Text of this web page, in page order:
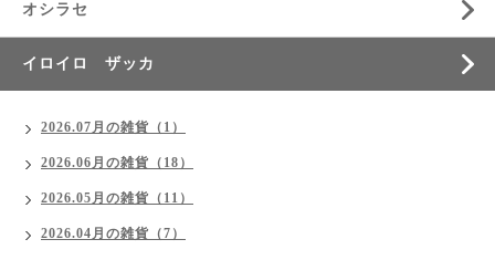
オシラセ
イロイロ ザッカ
2026.07月の雑貨（1）
2026.06月の雑貨（18）
2026.05月の雑貨（11）
2026.04月の雑貨（7）